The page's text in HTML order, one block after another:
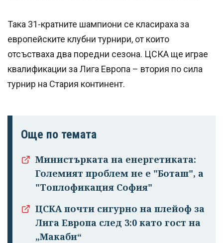
Така 31-кратните шампиони се класираха за
европейските клубни турнири, от които
отсъстваха два поредни сезона. ЦСКА ще играе
квалификации за Лига Европа – втория по сила
турнир на Стария континент.
Още по темата
Министърката на енергетиката:
Големият проблем не е "Боташ", а
"Топлофикация София"
ЦСКА почти сигурно на плейоф за
Лига Европа след 3:0 като гост на
„Макаби“